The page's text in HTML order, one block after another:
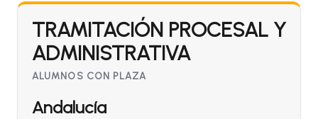
TRAMITACIÓN PROCESAL Y
ADMINISTRATIVA
ALUMNOS CON PLAZA
Andalucía